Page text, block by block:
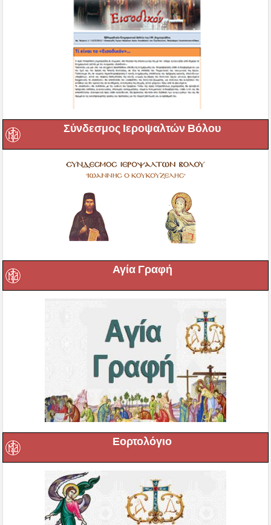
Σύνδεσμος Ιεροψαλτών Βόλου
Αγία Γραφή
Εορτολόγιο